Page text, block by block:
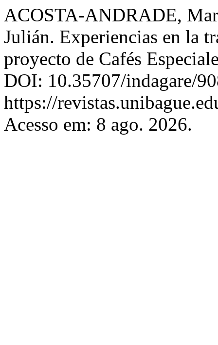
ACOSTA-ANDRADE,
Julián. Experiencias en la
proyecto de Cafés
DOI: 10.35707/indagare/
https://
Acesso em: 8 ago. 2026.